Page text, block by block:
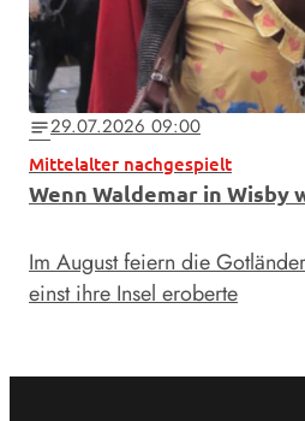
notes29.07.2026 09:00
Mittelalter nachgespielt
Wenn Waldemar in Wisby
Im August feiern die
einst ihre Insel eroberte